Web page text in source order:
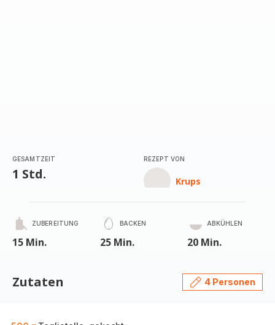
GESAMTZEIT
1 Std.
REZEPT VON
Krups
ZUBEREITUNG
15 Min.
BACKEN
25 Min.
ABKÜHLEN
20 Min.
Zutaten 4 Personen